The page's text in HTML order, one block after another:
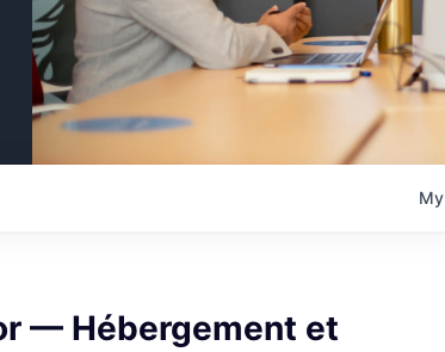
My
— Hébergement et